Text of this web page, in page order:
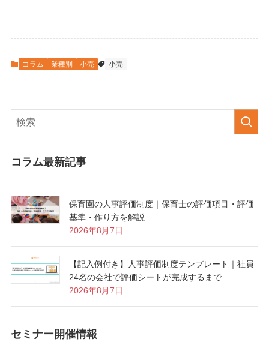
コラム 業種別 小売 小売
コラム最新記事
保育園の人事評価制度｜保育士の評価項目・評価
基準・作り方を解説
2026年8月7日
【記入例付き】人事評価制度テンプレート｜社員
24名の会社で評価シートが完成するまで
2026年8月7日
セミナー開催情報